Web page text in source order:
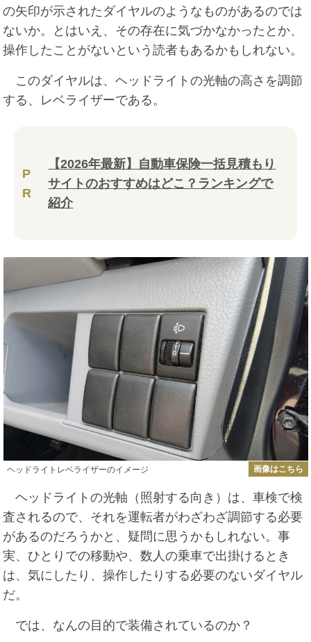
の矢印が示されたダイヤルのようなものがあるのでは
ないか。とはいえ、その存在に気づかなかったとか、
操作したことがないという読者もあるかもしれない。
このダイヤルは、ヘッドライトの光軸の高さを調節
する、レベライザーである。
P
R
【2026年最新】自動車保険一括見積もり
サイトのおすすめはどこ？ランキングで
紹介
ヘッドライトレベライザーのイメージ 画像はこちら
ヘッドライトの光軸（照射する向き）は、車検で検
査されるので、それを運転者がわざわざ調節する必要
があるのだろうかと、疑問に思うかもしれない。事
実、ひとりでの移動や、数人の乗車で出掛けるとき
は、気にしたり、操作したりする必要のないダイヤル
だ。
では、なんの目的で装備されているのか？